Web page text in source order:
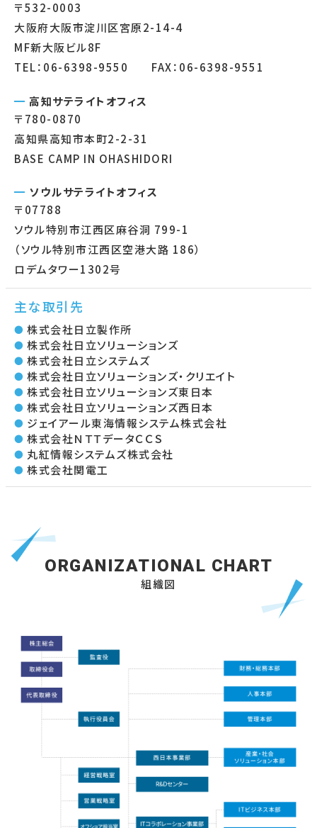
〒532-0003
大阪府大阪市淀川区宮原2-14-4
MF新大阪ビル8F
TEL：06-6398-9550 FAX：06-6398-9551
高知サテライトオフィス
〒780-0870
高知県高知市本町2-2-31
BASE CAMP IN OHASHIDORI
ソウルサテライトオフィス
〒07788
ソウル特別市江西区麻谷洞 799-1
（ソウル特別市江西区空港大路 186）
ロデムタワー1302号
主な取引先
株式会社日立製作所
株式会社日立ソリューションズ
株式会社日立システムズ
株式会社日立ソリューションズ・クリエイト
株式会社日立ソリューションズ東日本
株式会社日立ソリューションズ西日本
ジェイアール東海情報システム株式会社
株式会社ＮＴＴデータＣＣＳ
丸紅情報システムズ株式会社
株式会社関電工
組織図